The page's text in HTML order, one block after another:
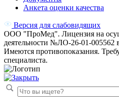
Анкета оценки качества
Версия для слабовидящих
ООО "ПроМед". Лицензия на
деятельности №ЛО-26-01-005562
Имеются противопоказания.
специалиста.